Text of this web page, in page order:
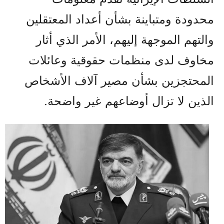
محدودة ومتباينة بشأن أعداد المعتقلين
والتهم الموجهة إليهم، الأمر الذي أثار
مخاوف لدى منظمات حقوقية وعائلات
المحتجزين بشأن مصير آلاف الأشخاص
الذين لا تزال أوضاعهم غير واضحة.